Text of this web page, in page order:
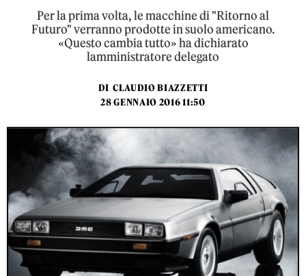
Per la prima volta, le macchine di "Ritorno al
Futuro" verranno prodotte in suolo americano.
«Questo cambia tutto» ha dichiarato
lamministratore delegato
DI CLAUDIO BIAZZETTI
28 GENNAIO 2016 11:50